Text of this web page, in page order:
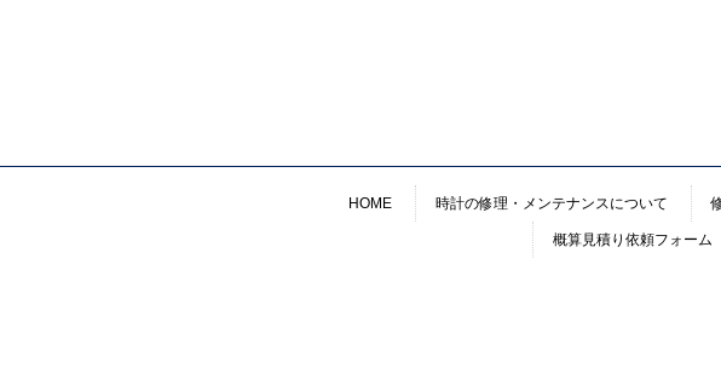
HOME 時計の修理・メンテナンスについて
概算見積り依頼フォーム